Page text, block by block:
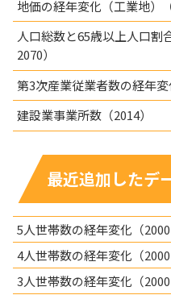
地価の経年変化（工業地）
人口総数と65歳以上人口割
2070）
第3次産業従業者数の経年変
建設業事業所数（2014）
最近追加したデ
5人世帯数の経年変化（
4人世帯数の経年変化（
3人世帯数の経年変化（